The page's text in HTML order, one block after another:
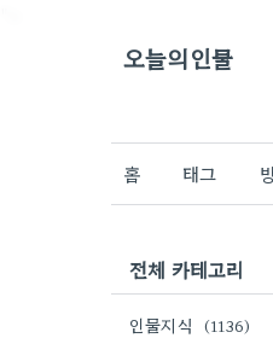
오늘의인물
홈 태그
전체 카테고리
인물지식 (1136)